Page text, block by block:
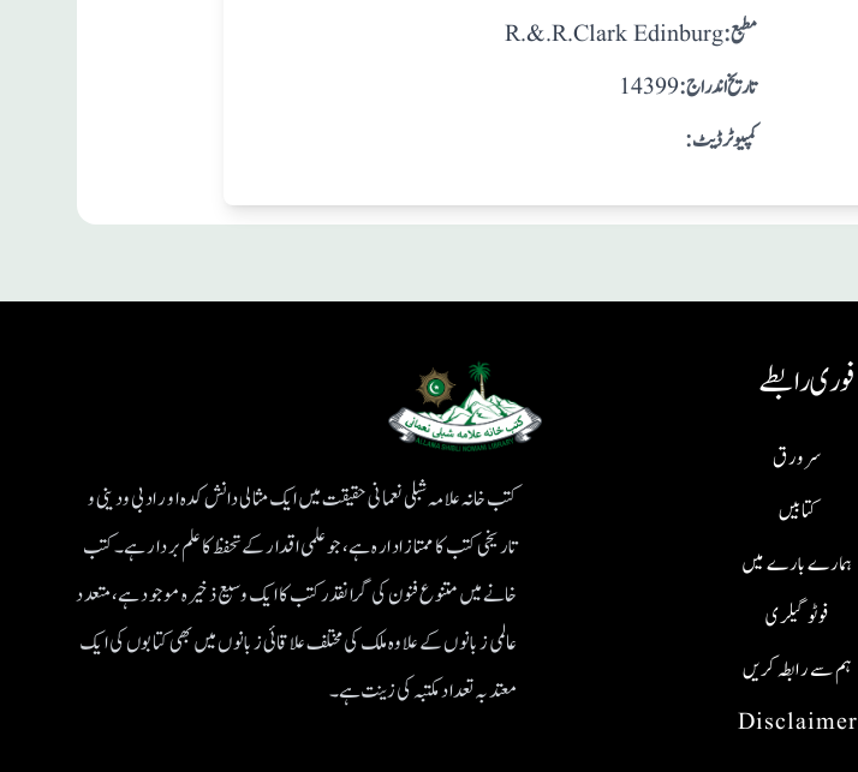
R.&.R.Clark Edinburg :مطبع
14399 : تاريخ اندراج
:کمپیوٹر ڈیٹ
کتب خانہ علامہ شبلی نعمانی حقیقت میں ایک مثالی دانش کدہ اور ادبی ودینی و
تاریخی کتب کا ممتاز ادارہ ہے، جو علمی اقدار کے تحفظ کا علم بردار ہے۔کتب
خانے میں متنوع فنون کی گرانقدر کتب کا ایک وسیع ذخیرہ موجود ہے، متعدد
عالمی زبانوں کے علاوہ ملک کی مختلف علاقائی زبانوں میں بھی کتابوں کی ایک
معتد بہ تعداد مکتبہ کی زینت ہے۔
فوری رابطے
Disclaimer
ہم سے رابطہ کریں
فوٹو گیلری
ہمارے بارے میں
کتابیں
سر ورق